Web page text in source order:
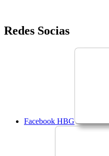
Saltar
para
Redes Socias
Facebook HBG